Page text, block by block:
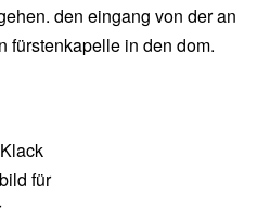
den eingang von der an
fürstenkapelle in den dom.
für